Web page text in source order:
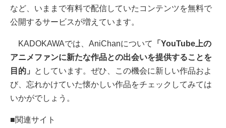
など、いままで有料で配信していたコンテンツを無料で
公開するサービスが増えています。
KADOKAWAでは、AniChanについて
「YouTube上の
アニメファンに新たな作品との出会いを提供することを
目的」
としています。ぜひ、この機会に新しい作品およ
び、忘れかけていた懐かしい作品をチェックしてみては
いかがでしょう。
■関連サイト